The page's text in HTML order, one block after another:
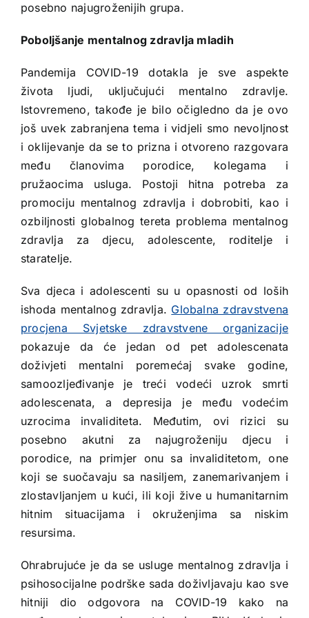
posebno najugroženijih grupa.
Poboljšanje mentalnog zdravlja mladih
Pandemija COVID-19 dotakla je sve aspekte
života ljudi, uključujući mentalno zdravlje.
Istovremeno, takođe je bilo očigledno da je ovo
još uvek zabranjena tema i vidjeli smo nevoljnost
i oklijevanje da se to prizna i otvoreno razgovara
među članovima porodice, kolegama i
pružaocima usluga. Postoji hitna potreba za
promociju mentalnog zdravlja i dobrobiti, kao i
ozbiljnosti globalnog tereta problema mentalnog
zdravlja za djecu, adolescente, roditelje i
staratelje.
Sva djeca i adolescenti su u opasnosti od loših
ishoda mentalnog zdravlja. Globalna zdravstvena
procjena Svjetske zdravstvene organizacije
pokazuje da će jedan od pet adolescenata
doživjeti mentalni poremećaj svake godine,
samoozljeđivanje je treći vodeći uzrok smrti
adolescenata, a depresija je među vodećim
uzrocima invaliditeta. Međutim, ovi rizici su
posebno akutni za najugroženiju djecu i
porodice, na primjer onu sa invaliditetom, one
koji se suočavaju sa nasiljem, zanemarivanjem i
zlostavljanjem u kući, ili koji žive u humanitarnim
hitnim situacijama i okruženjima sa niskim
resursima.
Ohrabrujuće je da se usluge mentalnog zdravlja i
psihosocijalne podrške sada doživljavaju kao sve
hitniji dio odgovora na COVID-19 kako na